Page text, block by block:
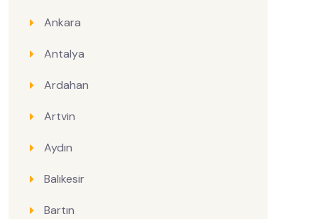
Ankara
Antalya
Ardahan
Artvin
Aydın
Balıkesir
Bartın